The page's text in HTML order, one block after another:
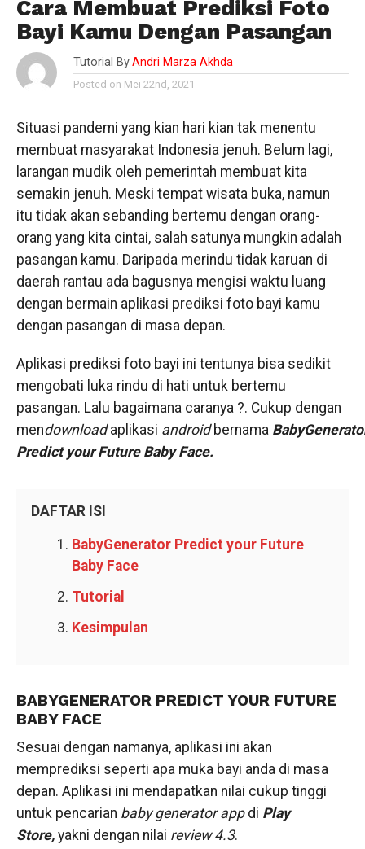
Cara Membuat Prediksi Foto
Bayi Kamu Dengan Pasangan
Tutorial By Andri Marza Akhda
Posted on Mei 22nd, 2021
Situasi pandemi yang kian hari kian tak menentu
membuat masyarakat Indonesia jenuh. Belum lagi,
larangan mudik oleh pemerintah membuat kita
semakin jenuh. Meski tempat wisata buka, namun
itu tidak akan sebanding bertemu dengan orang-
orang yang kita cintai, salah satunya mungkin adalah
pasangan kamu. Daripada merindu tidak karuan di
daerah rantau ada bagusnya mengisi waktu luang
dengan bermain aplikasi prediksi foto bayi kamu
dengan pasangan di masa depan.
Aplikasi prediksi foto bayi ini tentunya bisa sedikit
mengobati luka rindu di hati untuk bertemu
pasangan. Lalu bagaimana caranya ?. Cukup dengan
mendownloadaplikasi android bernama
Predict your Future Baby Face.
DAFTAR ISI
BabyGenerator Predict your Future
Baby Face
Tutorial
Kesimpulan
BABYGENERATOR PREDICT YOUR FUTURE
BABY FACE
Sesuai dengan namanya, aplikasi ini akan
memprediksi seperti apa muka bayi anda di masa
depan. Aplikasi ini mendapatkan nilai cukup tinggi
untuk pencarian baby generator app di Play
Store, yakni dengan nilai review 4.3.